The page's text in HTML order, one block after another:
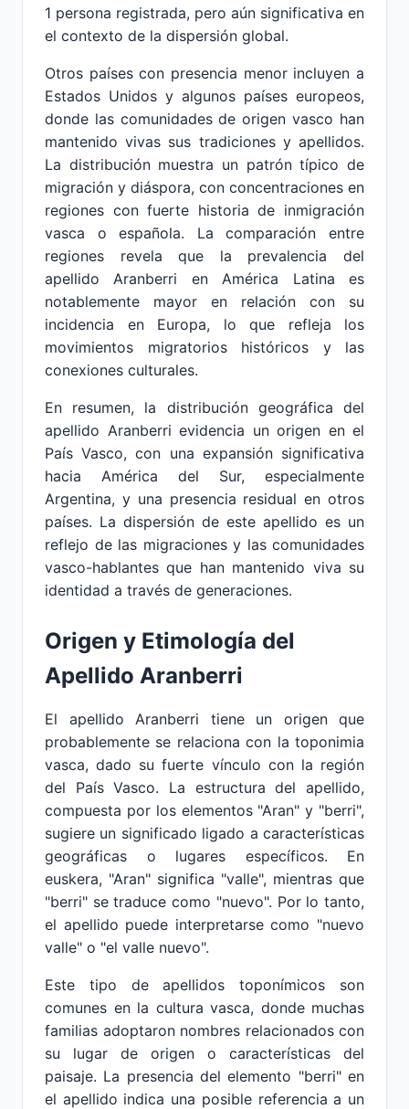
1 persona registrada, pero aún significativa en
el contexto de la dispersión global.
Otros países con presencia menor incluyen a
Estados Unidos y algunos países europeos,
donde las comunidades de origen vasco han
mantenido vivas sus tradiciones y apellidos.
La distribución muestra un patrón típico de
migración y diáspora, con concentraciones en
regiones con fuerte historia de inmigración
vasca o española. La comparación entre
regiones revela que la prevalencia del
apellido Aranberri en América Latina es
notablemente mayor en relación con su
incidencia en Europa, lo que refleja los
movimientos migratorios históricos y las
conexiones culturales.
En resumen, la distribución geográfica del
apellido Aranberri evidencia un origen en el
País Vasco, con una expansión significativa
hacia América del Sur, especialmente
Argentina, y una presencia residual en otros
países. La dispersión de este apellido es un
reflejo de las migraciones y las comunidades
vasco-hablantes que han mantenido viva su
identidad a través de generaciones.
Origen y Etimología del
Apellido Aranberri
El apellido Aranberri tiene un origen que
probablemente se relaciona con la toponimia
vasca, dado su fuerte vínculo con la región
del País Vasco. La estructura del apellido,
compuesta por los elementos "Aran" y "berri",
sugiere un significado ligado a características
geográficas o lugares específicos. En
euskera, "Aran" significa "valle", mientras que
"berri" se traduce como "nuevo". Por lo tanto,
el apellido puede interpretarse como "nuevo
valle" o "el valle nuevo".
Este tipo de apellidos toponímicos son
comunes en la cultura vasca, donde muchas
familias adoptaron nombres relacionados con
su lugar de origen o características del
paisaje. La presencia del elemento "berri" en
el apellido indica una posible referencia a un